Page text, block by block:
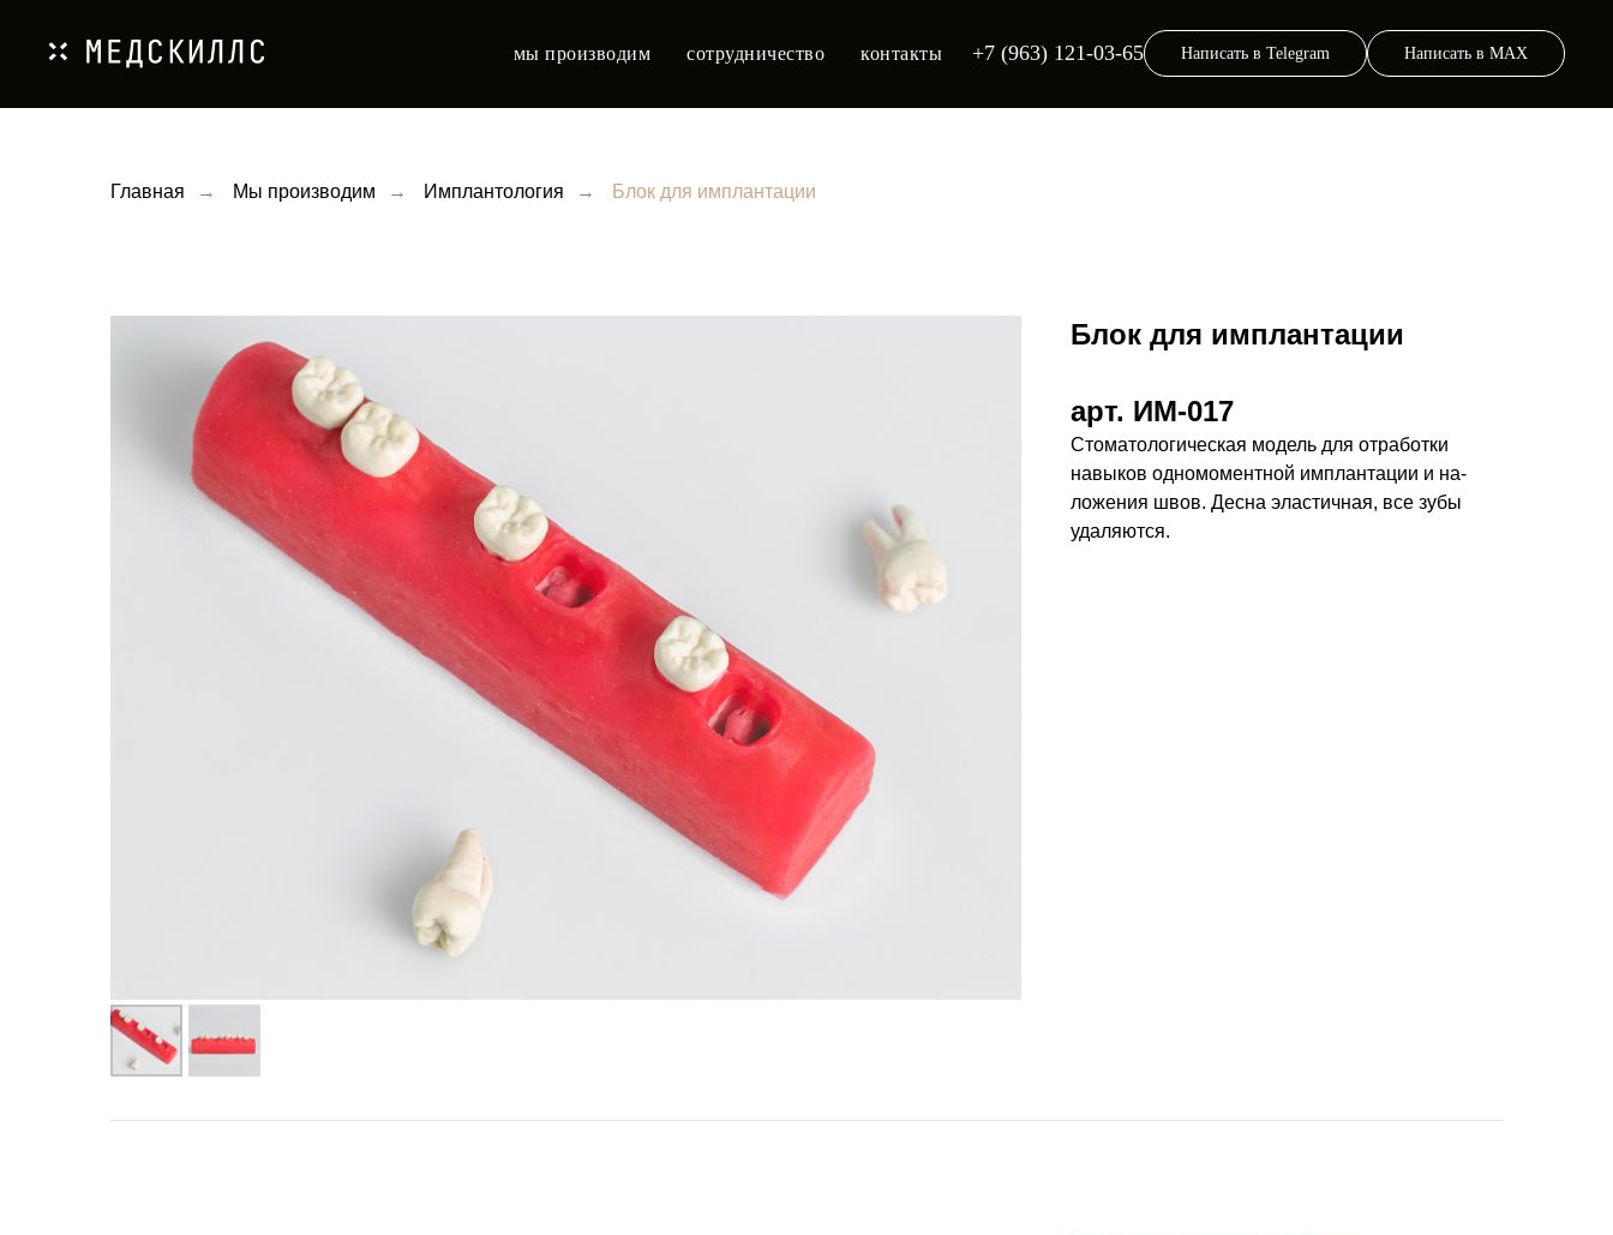
мы производим сотрудничество контакты +7 (963) 121-03-65 Написать в Telegram Написать в MAX
Главная → Мы производим → Имплантология → Блок для имплантации
Блок для имплантации
арт. ИМ-017
Стоматологическая модель для отработки
навыков одномоментной имплантации и на­
ложения швов. Десна эластичная, все зубы
удаляются.